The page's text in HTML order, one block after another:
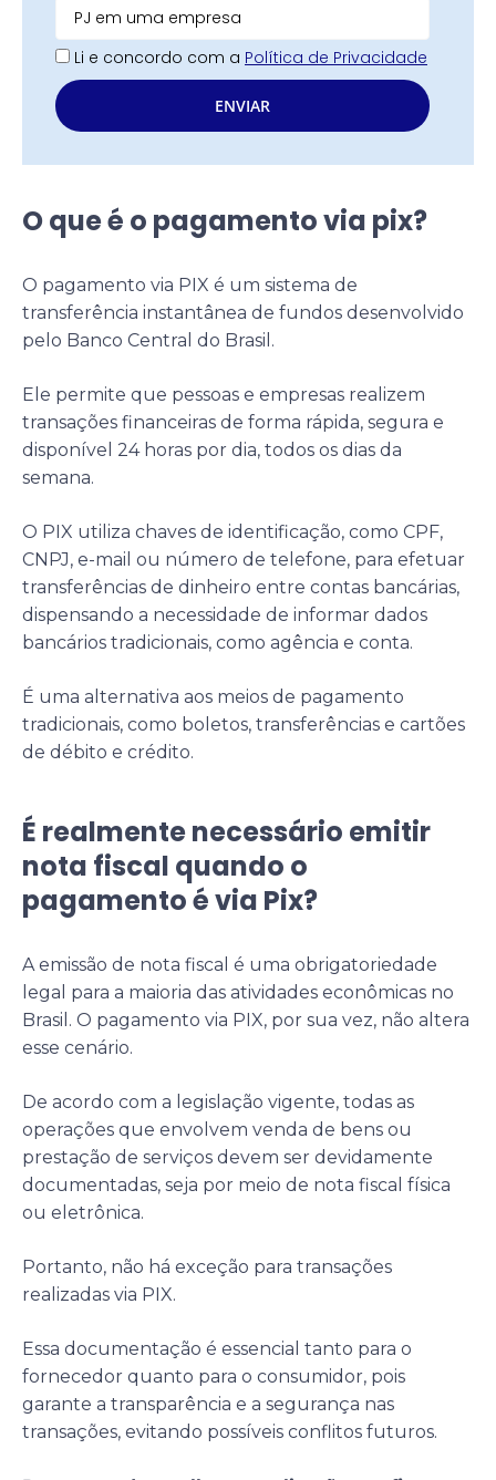
Li e concordo com a Política de Privacidade
ENVIAR
O que é o pagamento via pix?
O pagamento via PIX é um sistema de
transferência instantânea de fundos desenvolvido
pelo Banco Central do Brasil.
Ele permite que pessoas e empresas realizem
transações financeiras de forma rápida, segura e
disponível 24 horas por dia, todos os dias da
semana.
O PIX utiliza chaves de identificação, como CPF,
CNPJ, e-mail ou número de telefone, para efetuar
transferências de dinheiro entre contas bancárias,
dispensando a necessidade de informar dados
bancários tradicionais, como agência e conta.
É uma alternativa aos meios de pagamento
tradicionais, como boletos, transferências e cartões
de débito e crédito.
É realmente necessário emitir
nota fiscal quando o
pagamento é via Pix?
A emissão de nota fiscal é uma obrigatoriedade
legal para a maioria das atividades econômicas no
Brasil. O pagamento via PIX, por sua vez, não altera
esse cenário.
De acordo com a legislação vigente, todas as
operações que envolvem venda de bens ou
prestação de serviços devem ser devidamente
documentadas, seja por meio de nota fiscal física
ou eletrônica.
Portanto, não há exceção para transações
realizadas via PIX.
Essa documentação é essencial tanto para o
fornecedor quanto para o consumidor, pois
garante a transparência e a segurança nas
transações, evitando possíveis conflitos futuros.